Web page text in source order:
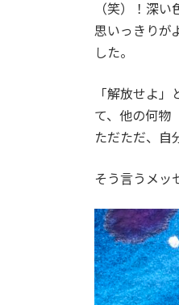
（笑）！深
思いっきりが
した。
「解放せよ
て、他の何物
ただただ、自
そう言うメッ